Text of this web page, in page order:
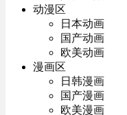
动漫区
日本动画
国产动画
欧美动画
漫画区
日韩漫画
国产漫画
欧美漫画